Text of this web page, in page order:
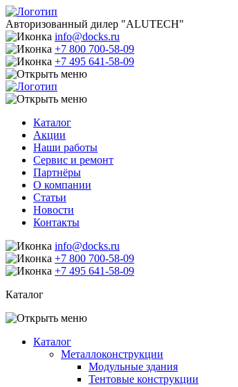
Авторизованный дилер "ALUTECH"
info@docks.ru
+7 800 700-58-09
+7 495 641-58-09
Каталог
Акции
Наши работы
Сервис и ремонт
Партнёры
О компании
Статьи
Новости
Контакты
info@docks.ru
+7 800 700-58-09
+7 495 641-58-09
Каталог
Каталог
Металлоконструкции
Модульные здания
Тентовые конструкции